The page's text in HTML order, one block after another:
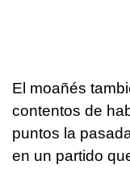
El moañés
contentos de
puntos la
en un partido